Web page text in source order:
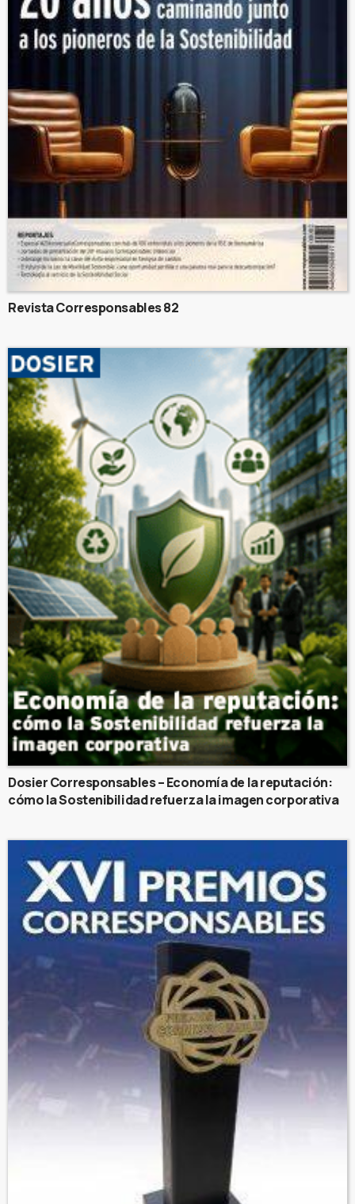
Revista Corresponsables 82
Dosier Corresponsables – Economía de la reputación:
cómo la Sostenibilidad refuerza la imagen corporativa